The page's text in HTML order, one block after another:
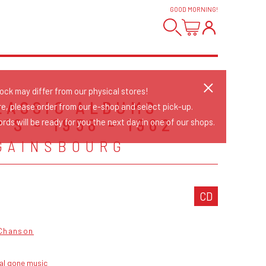
GOOD MORNING!
ALBUMS
- 1958 - 1962
CD
gone music
may differ from our physical stores!
please order from our e-shop and select pick-up.
will be ready for you the next day in one of our shops.